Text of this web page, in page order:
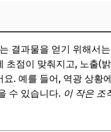
결과물을 얻기 위해서는
초점이 맞춰지고, 노출(
. 예를 들어, 역광 상황
수 있습니다. 이 작은 조